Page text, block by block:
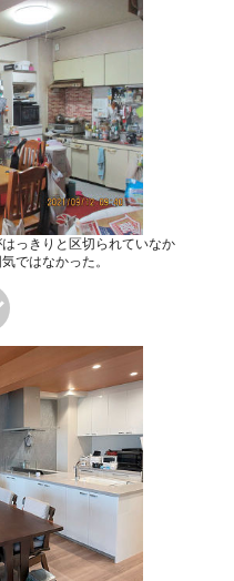
っきりと区切られていなか
ではなかった。